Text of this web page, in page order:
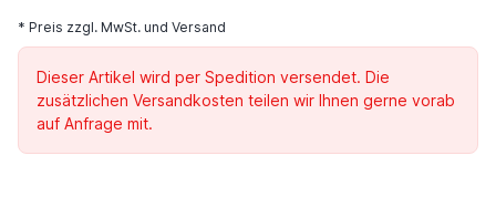
* Preis zzgl. MwSt. und Versand
Dieser Artikel wird per Spedition versendet. Die
zusätzlichen Versandkosten teilen wir Ihnen gerne vorab
auf Anfrage mit.